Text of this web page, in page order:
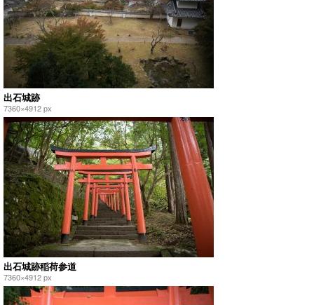
出石城跡
7360×4912 px
出石城跡稲荷参道
7360×4912 px